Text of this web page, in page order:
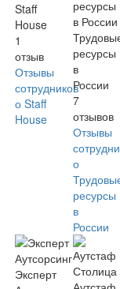
Staff
House
1
отзыв
Отзывы
сотрудников
о Staff
House
ресурсы
в
России
7
отзывов
Отзывы
о
ресурсы
в
России
Эксперт